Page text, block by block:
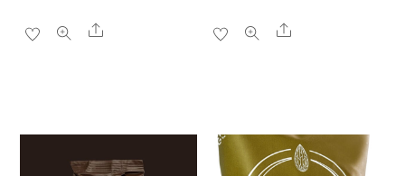
Share Share